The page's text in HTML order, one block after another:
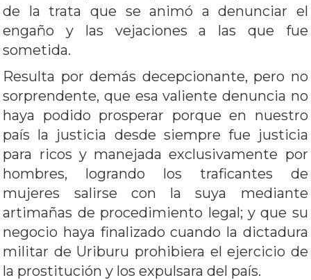
de la trata que se animó a denunciar el
engaño y las vejaciones a las que fue
sometida.
Resulta por demás decepcionante, pero no
sorprendente, que esa valiente denuncia no
haya podido prosperar porque en nuestro
país la justicia desde siempre fue justicia
para ricos y manejada exclusivamente por
hombres, logrando los traficantes de
mujeres salirse con la suya mediante
artimañas de procedimiento legal; y que su
negocio haya finalizado cuando la dictadura
militar de Uriburu prohibiera el ejercicio de
la prostitución y los expulsara del país.